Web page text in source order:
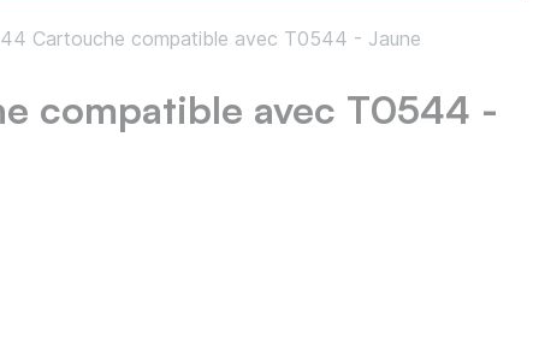
Cartouche compatible avec T0544 - Jaune
compatible avec T0544 -